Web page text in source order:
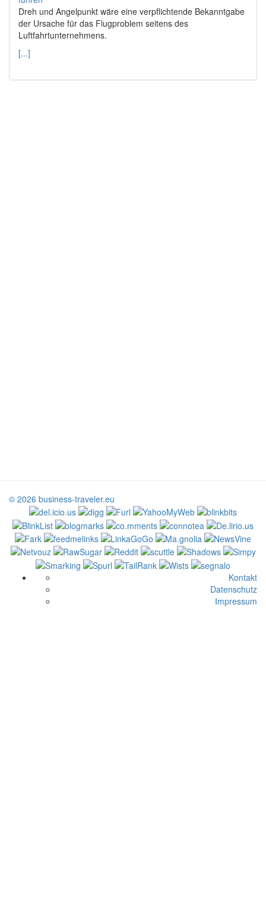
Dreh und Angelpunkt wäre eine verpflichtende Bekanntgabe
der Ursache für das Flugproblem seitens des
Luftfahrtunternehmens.
[...]
© 2026 business-traveler.eu
Kontakt
Datenschutz
Impressum